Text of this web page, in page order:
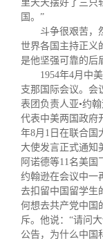
里天天摆好了三只
国。”
斗争很艰苦，
世界各国主持正义
是他坚强可靠的后
1954年4月中
支那国际会议。会
表团负责人亚•约
代表中美两国政府
年8月1日在联合国
大使发言正式通知
阿诺德等11名美国
约翰逊在会议中一
去扣留中国留学生
何想去共产党中国
斥。他说：“请问
公告，为什么中国